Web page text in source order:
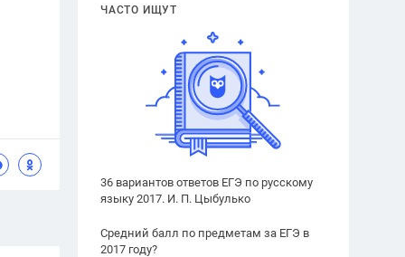
ЧАСТО ИЩУТ
36 вариантов ответов ЕГЭ по русскому
языку 2017. И. П. Цыбулько
Средний балл по предметам за ЕГЭ в
2017 году?